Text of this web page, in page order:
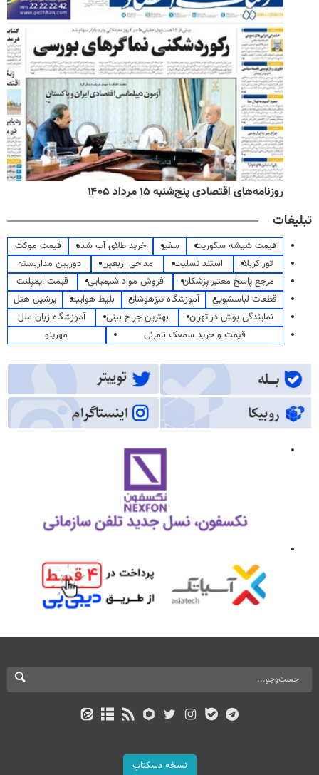
روزنامه‌های اقتصادی پنج‌شنبه ۱۵ مرداد ۱۴۰۵
تبلیغات
قیمت شیشه سکوریت سفیر خرید طلای آب شده
قیمت موکت
تور کربلا
استند تسلیت مداحی اربعین
دوربین مداربسته
مرجع پاسخ معتبر پزشکان
فروش مواد شیمیایی
قیمت ایمپلنت
قطعات لباسشویی
آموزشگاه تیزهوشان بلیط هواپیما
پرشین هتل
نمایندگی بوش در تهران
بهترین جراح بینی
آموزشگاه زبان ملل
قیمت و خرید سمعک نامرئی
مهرینو
نسخه دسکتاپ